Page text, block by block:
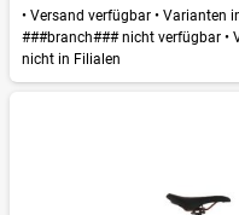
• Versand verfügbar • Varianten
###branch### nicht verfügbar •
nicht in Filialen